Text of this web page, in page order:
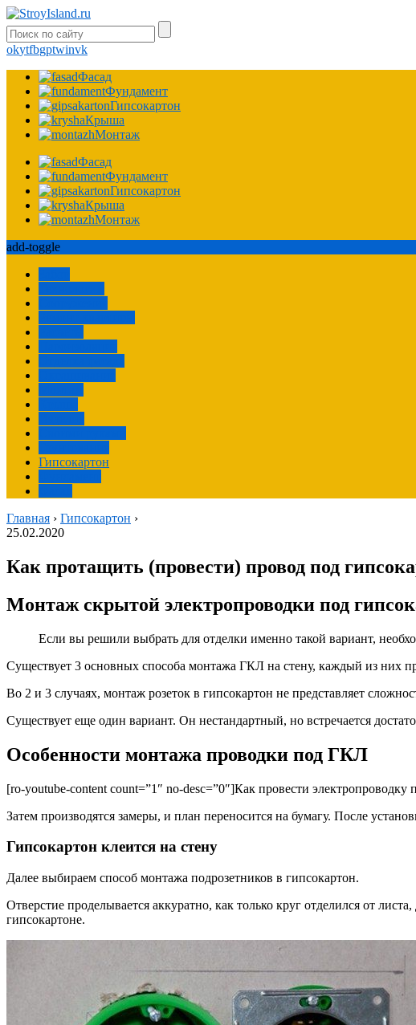
okytfbgptwinvk
Фасад
Фундамент
Гипсокартон
Крыша
Монтаж
Фасад
Фундамент
Гипсокартон
Крыша
Монтаж
add-toggle
Гипсокартон
Главная › Гипсокартон ›
25.02.2020
Как протащить (провести) провод под
Монтаж скрытой электропроводки под
Если вы решили выбрать для отделки именно такой вариант,
Существует 3 основных способа монтажа ГКЛ на стену, каждый из них
Во 2 и 3 случаях, монтаж розеток в гипсокартон не представляет
Существует еще один вариант. Он нестандартный, но встречается
Особенности монтажа проводки под ГКЛ
[ro-youtube-content count=”1″ no-desc=”0″]Как провести
Затем производятся замеры, и план переносится на бумагу. После
Гипсокартон клеится на стену
Далее выбираем способ монтажа подрозетников в гипсокартон.
Отверстие проделывается аккуратно, как только круг отделился от
гипсокартоне.